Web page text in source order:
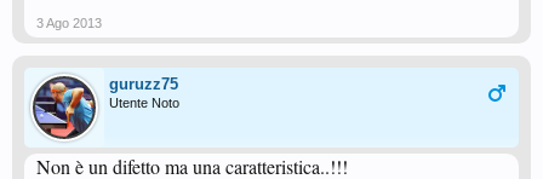
3 Ago 2013
guruzz75
Utente Noto
Non è un difetto ma una caratteristica..!!!